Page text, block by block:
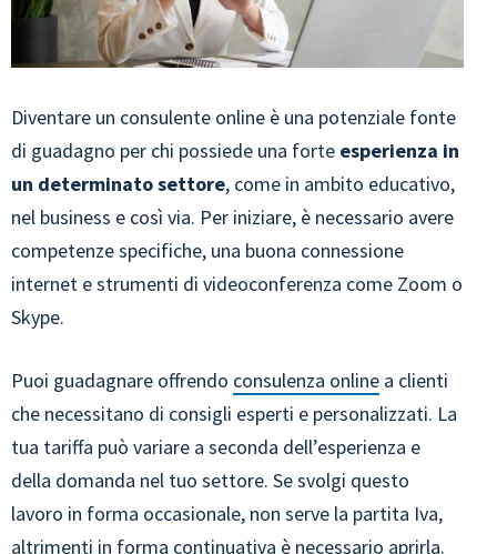
Diventare un consulente online è una potenziale fonte
di guadagno per chi possiede una forte esperienza in
un determinato settore, come in ambito educativo,
nel business e così via. Per iniziare, è necessario avere
competenze specifiche, una buona connessione
internet e strumenti di videoconferenza come Zoom o
Skype.
Puoi guadagnare offrendo consulenza online a clienti
che necessitano di consigli esperti e personalizzati. La
tua tariffa può variare a seconda dell’esperienza e
della domanda nel tuo settore. Se svolgi questo
lavoro in forma occasionale, non serve la partita Iva,
altrimenti in forma continuativa è necessario aprirla.